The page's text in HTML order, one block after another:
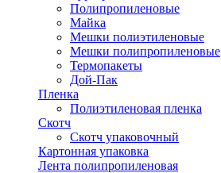
Полипропиленовые
Майка
Мешки полиэтиленовые
Мешки полипропиленовые
Термопакеты
Дой-Пак
Пленка
Полиэтиленовая пленка
Скотч
Скотч упаковочный
Картонная упаковка
Лента полипропиленовая